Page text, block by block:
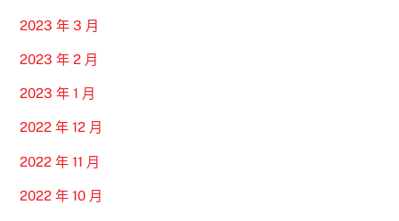
2023 年 3 月
2023 年 2 月
2023 年 1 月
2022 年 12 月
2022 年 11 月
2022 年 10 月